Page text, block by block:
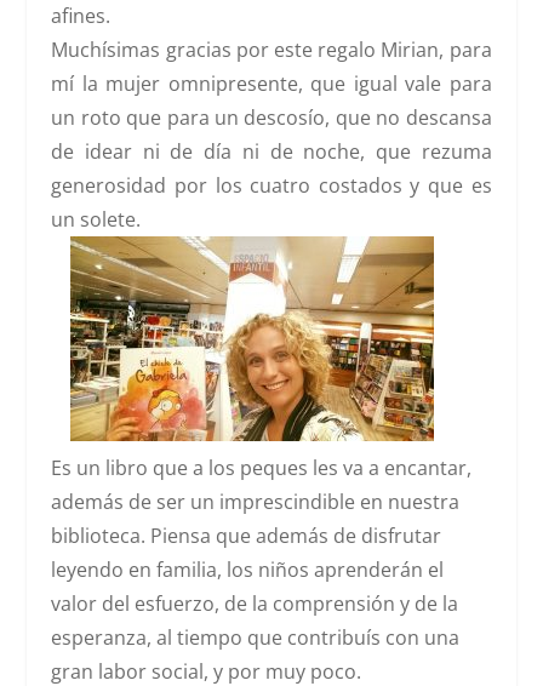
afines.
Muchísimas gracias por este regalo Mirian, para
mí la mujer omnipresente, que igual vale para
un roto que para un descosío, que no descansa
de idear ni de día ni de noche, que rezuma
generosidad por los cuatro costados y que es
un solete.
Es un libro que a los peques les va a encantar,
además de ser un imprescindible en nuestra
biblioteca. Piensa que además de disfrutar
leyendo en familia, los niños aprenderán el
valor del esfuerzo, de la comprensión y de la
esperanza, al tiempo que contribuís con una
gran labor social, y por muy poco.